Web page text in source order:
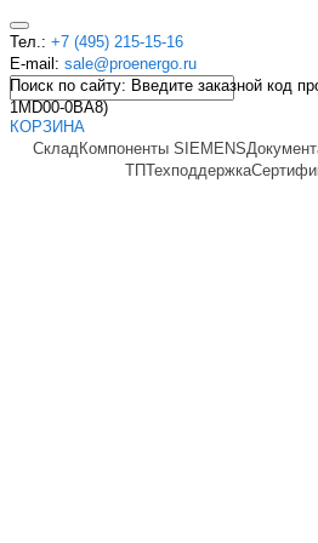
Тел.: +7 (495) 215-15-16
E-mail: sale@proenergo.ru
Поиск по сайту: Введите заказной код
1MD00-0BA8)
КОРЗИНА
СкладКомпоненты SIEMENS
ТПТехподдержка